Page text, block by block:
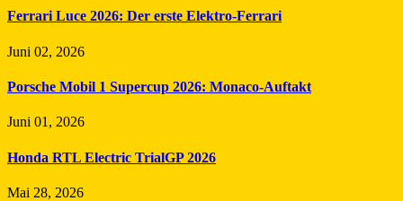
Ferrari Luce 2026: Der erste Elektro-Ferrari
Juni 02, 2026
Porsche Mobil 1 Supercup 2026: Monaco-Auftakt
Juni 01, 2026
Honda RTL Electric TrialGP 2026
Mai 28, 2026